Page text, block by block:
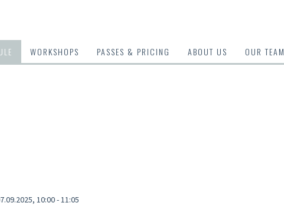
WORKSHOPS PASSES & PRICING ABOUT US OUR TEAM
10:00 - 11:05